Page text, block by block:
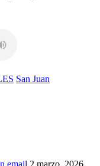
San Juan
email 2 marzo, 2026